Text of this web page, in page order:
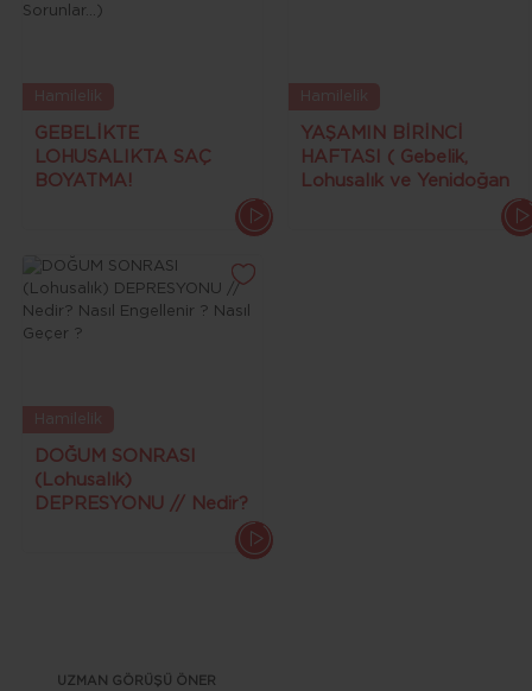
GEBELİKTE
LOHUSALIKTA SAÇ
BOYATMA!
YAŞAMIN BİRİNCİ
HAFTASI ( Gebelik,
Lohusalık ve Yenidoğan
DOĞUM SONRASI
(Lohusalık)
DEPRESYONU // Nedir?
UZMAN GÖRÜŞÜ ÖNER